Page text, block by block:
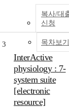
복사/대
신청
목차보기
3
InterActive
physiology : 7-
system suite
[electronic
resource]